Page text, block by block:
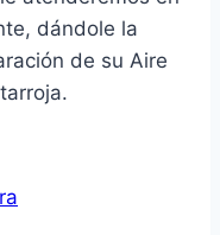
dándole la
de su Aire